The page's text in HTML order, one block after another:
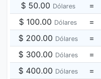
$ 50.00 Dólares =
$ 100.00 Dólares =
$ 200.00 Dólares =
$ 300.00 Dólares =
$ 400.00 Dólares =